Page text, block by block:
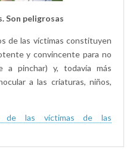
Son peligrosas
de las víctimas constituyen
y convincente para no
a pinchar) y, todavía más
a las criaturas, niños,
de las víctimas de las